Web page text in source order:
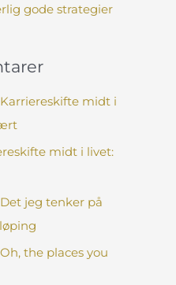
gode strategier
Karriereskifte midt i
midt i livet:
Det jeg tenker på
Oh, the places you